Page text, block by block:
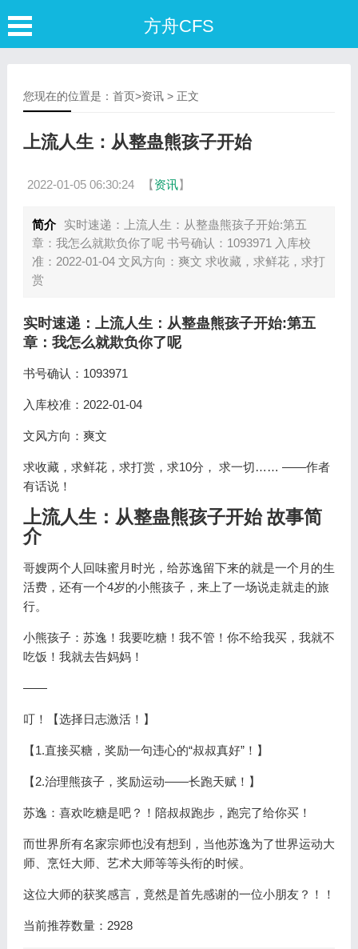
方舟CFS
您现在的位置是： 首页>资讯> 正文
上流人生：从整蛊熊孩子开始
2022-01-05 06:30:24 【资讯】
简介
实时速递：上流人生：从整蛊熊孩子开始:第五
章：我怎么就欺负你了呢 书号确认：1093971 入库校
准：2022-01-04 文风方向：爽文 求收藏，求鲜花，求打
赏
实时速递：上流人生：从整蛊熊孩子开始:第五
章：我怎么就欺负你了呢
书号确认：1093971
入库校准：2022-01-04
文风方向：爽文
求收藏，求鲜花，求打赏，求10分， 求一切…… ——作者
有话说！
上流人生：从整蛊熊孩子开始 故事简
介
哥嫂两个人回味蜜月时光，给苏逸留下来的就是一个月的生
活费，还有一个4岁的小熊孩子，来上了一场说走就走的旅
行。
小熊孩子：苏逸！我要吃糖！我不管！你不给我买，我就不
吃饭！我就去告妈妈！
——
叮！【选择日志激活！】
【1.直接买糖，奖励一句违心的“叔叔真好”！】
【2.治理熊孩子，奖励运动——长跑天赋！】
苏逸：喜欢吃糖是吧？！陪叔叔跑步，跑完了给你买！
而世界所有名家宗师也没有想到，当他苏逸为了世界运动大
师、烹饪大师、艺术大师等等头衔的时候。
这位大师的获奖感言，竟然是首先感谢的一位小朋友？！！
当前推荐数量：2928